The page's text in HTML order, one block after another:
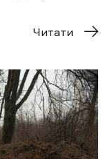
Читати